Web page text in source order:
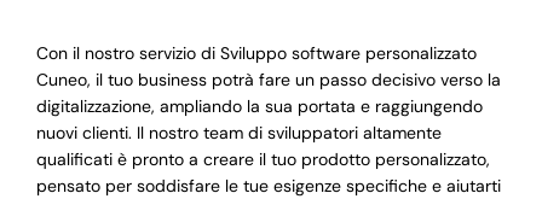
Con il nostro servizio di Sviluppo software personalizzato
Cuneo, il tuo business potrà fare un passo decisivo verso la
digitalizzazione, ampliando la sua portata e raggiungendo
nuovi clienti. Il nostro team di sviluppatori altamente
qualificati è pronto a creare il tuo prodotto personalizzato,
pensato per soddisfare le tue esigenze specifiche e aiutarti